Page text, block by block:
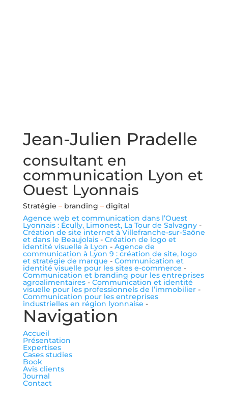
Jean-Julien Pradelle
consultant en
communication Lyon et
Ouest Lyonnais
Stratégie –branding –digital
Agence web et communication dans l’Ouest
Lyonnais : Écully, Limonest, La Tour de Salvagny-
Création de site internet à Villefranche-sur-Saône
et dans le Beaujolais- Création de logo et
identité visuelle à Lyon - Agence de
communication à Lyon 9 : création de site, logo
et stratégie de marque - Communication et
identité visuelle pour les sites e-commerce -
Communication et branding pour les entreprises
agroalimentaires- Communication et identité
visuelle pour les professionnels de l’immobilier-
Communication pour les entreprises
industrielles en région lyonnaise -
Navigation
Accueil
Présentation
Expertises
Cases studies
Book
Avis clients
Journal
Contact